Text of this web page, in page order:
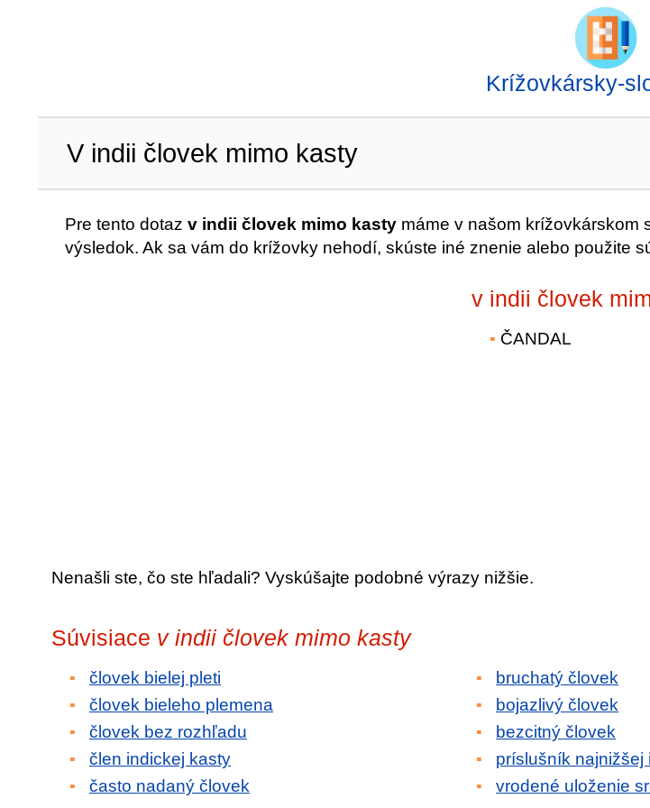
Krížovkársky-
V indii človek mimo kasty
Pre tento dotaz v indii človek mimo kasty máme v našom krížovkárskom
výsledok. Ak sa vám do krížovky nehodí, skúste iné znenie alebo použite
v indii človek
ČANDAL
Nenašli ste, čo ste hľadali? Vyskúšajte podobné výrazy nižšie.
Súvisiace v indii človek mimo kasty
človek bielej pleti
človek bieleho plemena
človek bez rozhľadu
člen indickej kasty
často nadaný človek
bruchatý človek
bojazlivý človek
bezcitný človek
príslušník najnižšej
vrodené uloženie